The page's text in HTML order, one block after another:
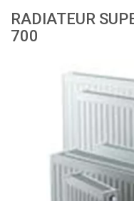
RADIATEUR
700